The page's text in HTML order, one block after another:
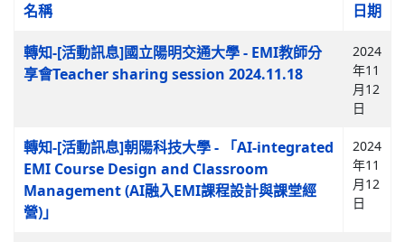
文章列表
名稱
日期
轉知-[活動訊息]國立陽明交通大學 - EMI教師分
享會Teacher sharing session 2024.11.18
2024
年11
月12
日
轉知-[活動訊息]朝陽科技大學 - 「AI-integrated
EMI Course Design and Classroom
Management (AI融入EMI課程設計與課堂經
營)」
2024
年11
月12
日